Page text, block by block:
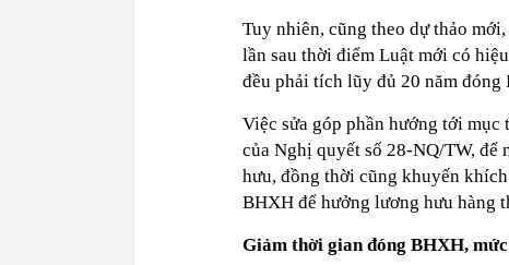
Tuy nhiên, cũng theo dự thảo
lần sau thời điểm Luật mới có
đều phải tích lũy đủ 20 năm
Việc sửa góp phần hướng tới
của Nghị quyết số 28-NQ/TW, để
hưu, đồng thời cũng khuyến
BHXH để hưởng lương hưu hàng
Giảm thời gian đóng BHXH,